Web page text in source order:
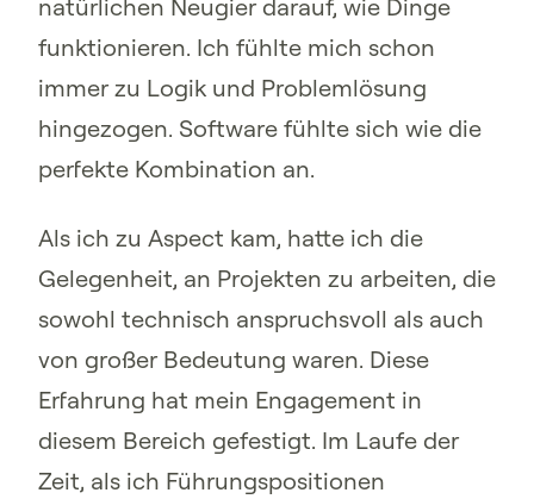
natürlichen Neugier darauf, wie Dinge
funktionieren. Ich fühlte mich schon
immer zu Logik und Problemlösung
hingezogen. Software fühlte sich wie die
perfekte Kombination an.
Als ich zu Aspect kam, hatte ich die
Gelegenheit, an Projekten zu arbeiten, die
sowohl technisch anspruchsvoll als auch
von großer Bedeutung waren. Diese
Erfahrung hat mein Engagement in
diesem Bereich gefestigt. Im Laufe der
Zeit, als ich Führungspositionen